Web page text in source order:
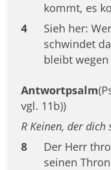
kommt, es
4
Sieh her:
schwindet
bleibt
Antwortpsalm
vgl. 11b))
R Keinen, der
8
Der Herr
seinen